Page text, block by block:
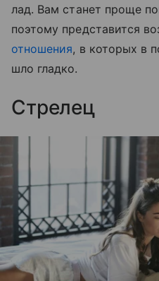
лад. Вам станет проще
поэтому представится
отношения, в которых в
шло гладко.
Стрелец